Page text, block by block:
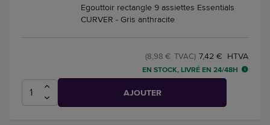
Egouttoir rectangle 9 assiettes Essentials
CURVER - Gris anthracite
7,42 € HTVA
(8,98 € TVAC)
EN STOCK, LIVRÉ EN 24/48H
AJOUTER